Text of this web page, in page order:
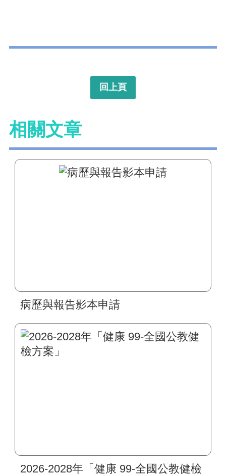
回上頁
相關文章
病歷與報告影本申請
2026-2028年「健康 99-全國公教健檢